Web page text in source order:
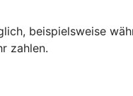
beispielsweise
zahlen.